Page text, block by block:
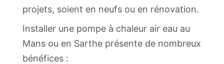
projets, soient en neufs ou en rénovation.
Installer une pompe à chaleur air eau au
Mans ou en Sarthe présente de nombreux
bénéfices: